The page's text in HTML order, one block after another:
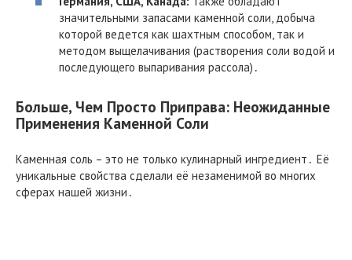
значительными запасами каменной соли, добыча
которой ведется как шахтным способом, так и
методом выщелачивания (растворения соли водой и
последующего выпаривания рассола)․
Больше, Чем Просто Приправа: Неожиданные
Применения Каменной Соли
Каменная соль – это не только кулинарный ингредиент․ Её
уникальные свойства сделали её незаменимой во многих
сферах нашей жизни․